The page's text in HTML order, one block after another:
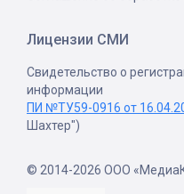
Лицензии СМИ
Свидетельство о
информации
ПИ №ТУ59-0916 от
Шахтер")
© 2014-2026 ООО